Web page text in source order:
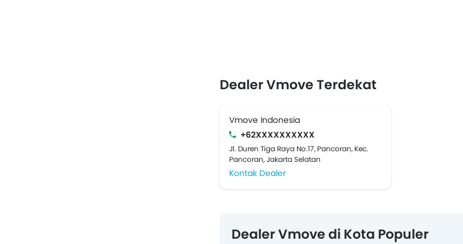
Dealer Vmove Terdekat
Vmove Indonesia
+62XXXXXXXXXX
Jl. Duren Tiga Raya No.17, Pancoran, Kec.
Pancoran, Jakarta Selatan
Kontak Dealer
Dealer Vmove di Kota Populer